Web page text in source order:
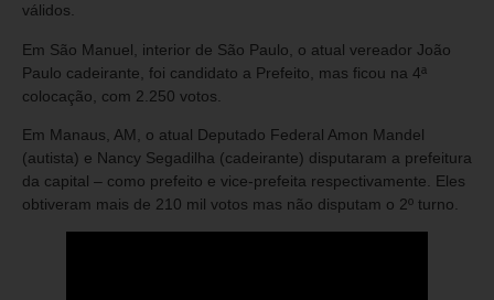
válidos.
Em São Manuel, interior de São Paulo, o atual vereador João
Paulo cadeirante, foi candidato a Prefeito, mas ficou na 4ª
colocação, com 2.250 votos.
Em Manaus, AM, o atual Deputado Federal Amon Mandel
(autista) e Nancy Segadilha (cadeirante) disputaram a prefeitura
da capital – como prefeito e vice-prefeita respectivamente. Eles
obtiveram mais de 210 mil votos mas não disputam o 2º turno.